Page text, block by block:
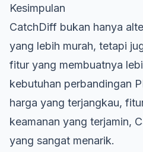
Kesimpulan
CatchDiff bukan hanya
yang lebih murah, tetapi
fitur yang membuatnya
kebutuhan perbandingan
harga yang terjangkau,
keamanan yang terjamin,
yang sangat menarik.